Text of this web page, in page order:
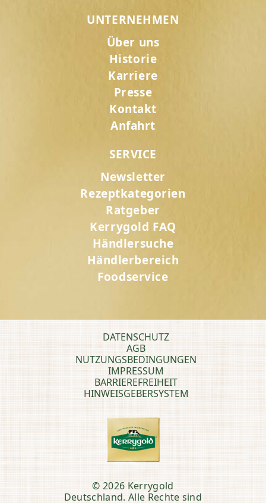
UNTERNEHMEN
Über uns
Historie
Karriere
Presse
Kontakt
Anfahrt
SERVICE
Newsletter
Rezeptkategorien
Ratgeber
Kerrygold FAQ
Händlersuche
Händlerbereich
Foodservice
DATENSCHUTZ
AGB
NUTZUNGSBEDINGUNGEN
IMPRESSUM
BARRIEREFREIHEIT
HINWEISGEBERSYSTEM
© 2026 Kerrygold
Deutschland. Alle Rechte sind